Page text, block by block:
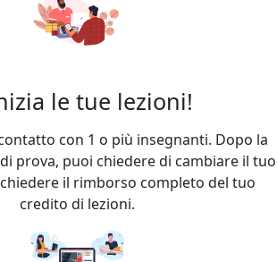
le tue lezioni!
con 1 o più insegnanti. Dopo la
prova, puoi chiedere di cambiare il tuo
il rimborso completo del tuo
credito di lezioni.